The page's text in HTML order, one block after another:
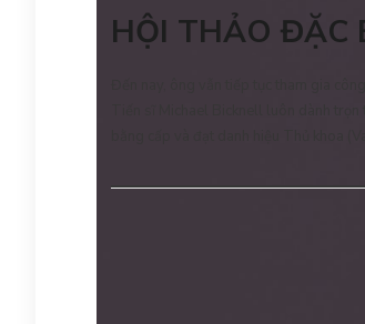
HỘI THẢO ĐẶC
Đến nay, ông vẫn tiếp tục tham gia
Tiến sĩ Michael Bicknell luôn dành
bằng cấp và đạt danh hiệu Thủ khoa